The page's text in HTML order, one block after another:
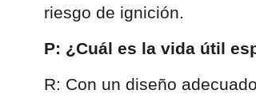
riesgo de ignición.
P: ¿Cuál es la vida útil
R: Con un diseño